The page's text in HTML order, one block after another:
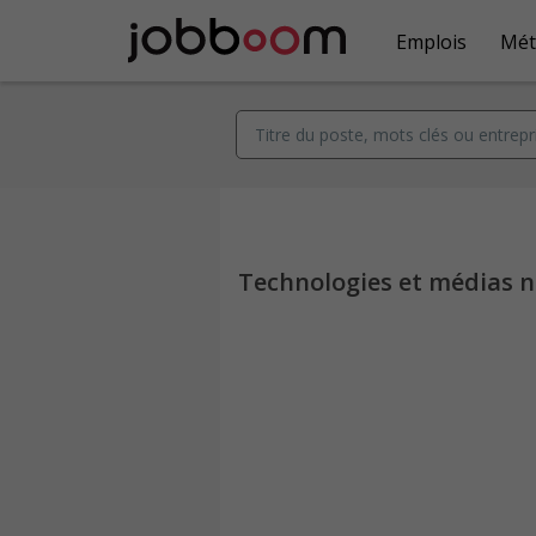
Emplois
Technologies et médias